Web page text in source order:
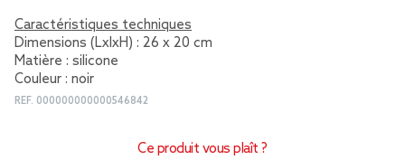
Caractéristiques techniques
Dimensions (LxlxH) : 26 x 20 cm
Matière : silicone
Couleur : noir
REF. 000000000000546842
Ce produit vous plaît ?